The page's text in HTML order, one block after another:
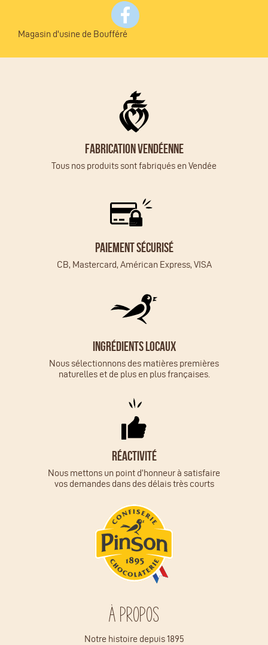
Magasin d'usine de Boufféré
Fabrication vendéenne
Tous nos produits sont fabriqués en Vendée
Paiement sécurisé
CB, Mastercard, Américan Express, VISA
Ingrédients locaux
Nous sélectionnons des matières premières
naturelles et de plus en plus françaises.
Réactivité
Nous mettons un point d’honneur à satisfaire
vos demandes dans des délais très courts
À propos
Notre histoire depuis 1895